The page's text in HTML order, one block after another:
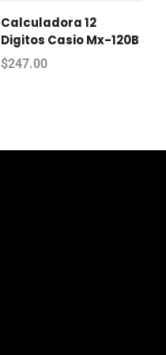
Calculadora 12
Digitos Casio Mx-120B
$247.00